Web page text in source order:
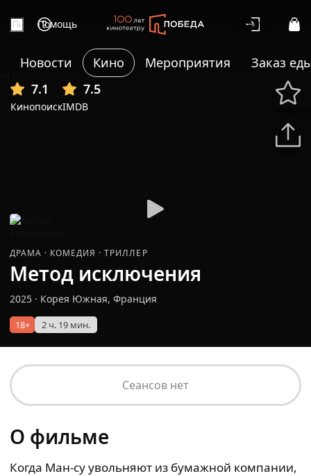
Помощь Войти
Новости Кино Мероприятия
Заказ
7.1
Кинопоиск
7.5
IMDB
ДРАМА · КОМЕДИЯ · ТРИЛЛЕР
Метод исключения
2025 · Корея Южная, Франция
18+ 2 ч. 19 мин.
Сеансов нет
О фильме
Когда Ман‑су увольняют из бумажной компании,